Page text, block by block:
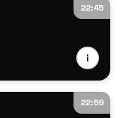
22:45
i
22:59